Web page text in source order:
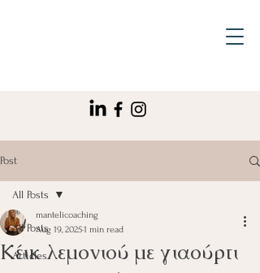
Post
All Posts
Articles
All Posts
Κέικ λεμονιού με γιαούρτι
mantelicoaching
Aug 19, 20251 min read